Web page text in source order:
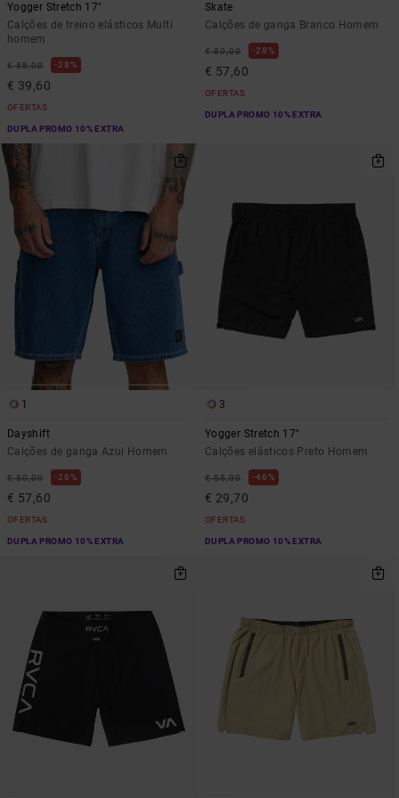
Yogger Stretch 17"
Calções de treino elásticos Multi
homem
€ 55,00 28%
€ 39,60
OFERTAS
DUPLA PROMO 10% EXTRA
Skate
Calções de ganga Branco Homem
€ 80,00 28%
€ 57,60
OFERTAS
DUPLA PROMO 10% EXTRA
1
Dayshift
Calções de ganga Azul Homem
€ 80,00 28%
€ 57,60
OFERTAS
DUPLA PROMO 10% EXTRA
3
Yogger Stretch 17"
Calções elásticos Preto Homem
€ 55,00 46%
€ 29,70
OFERTAS
DUPLA PROMO 10% EXTRA